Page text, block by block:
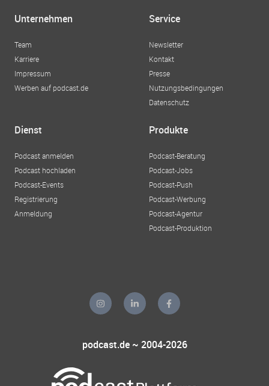
Unternehmen
Team
Karriere
Impressum
Werben auf podcast.de
Service
Newsletter
Kontakt
Presse
Nutzungsbedingungen
Datenschutz
Dienst
Podcast anmelden
Podcast hochladen
Podcast-Events
Registrierung
Anmeldung
Produkte
Podcast-Beratung
Podcast-Jobs
Podcast-Push
Podcast-Werbung
Podcast-Agentur
Podcast-Produktion
podcast.de ~ 2004-2026